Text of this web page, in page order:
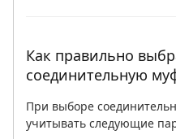
Как правильно
соединительную
При выборе
учитывать следующие